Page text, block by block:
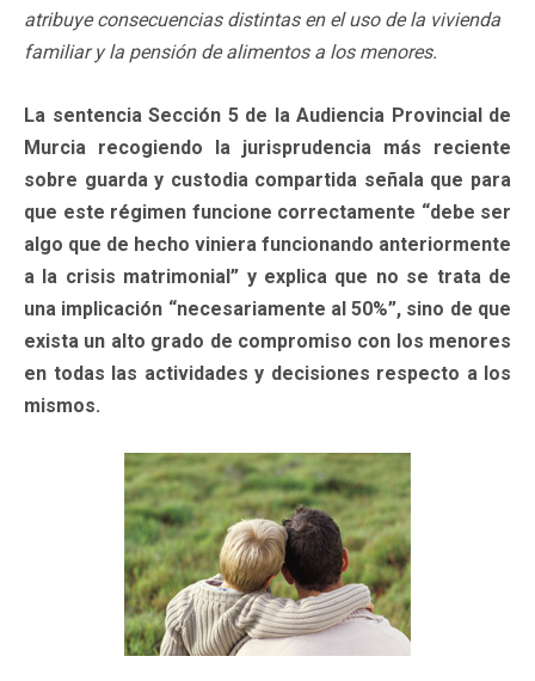
atribuye consecuencias distintas en el uso de la vivienda
familiar y la pensión de alimentos a los menores.
La sentencia Sección 5 de la Audiencia Provincial de
Murcia recogiendo la jurisprudencia más reciente
sobre guarda y custodia compartida señala que para
que este régimen funcione correctamente “debe ser
algo que de hecho viniera funcionando anteriormente
a la crisis matrimonial” y explica que no se trata de
una implicación “necesariamente al 50%”, sino de que
exista un alto grado de compromiso con los menores
en todas las actividades y decisiones respecto a los
mismos.